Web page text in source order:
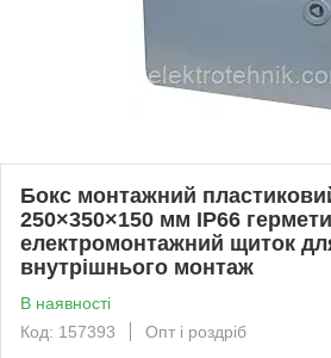
Бокс монтажний
250×350×150 мм IP66
електромонтажний щиток
внутрішнього монтаж
В наявності
Код: 157393
Опт і роздріб